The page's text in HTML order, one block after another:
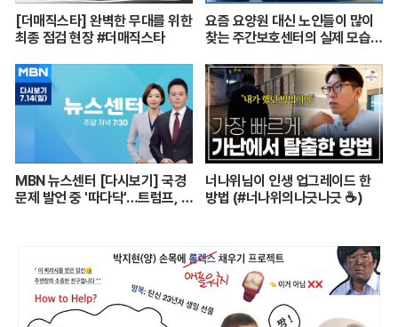
[더매직스타] 완벽한 무대를 위한
최종 점검 현장 #더매직스타
요즘 요양원 대신 노인들이 많이
찾는 주간보호센터의 실제 모습
양보호사의 하루┃주간보호센터
24시┃PD로그┃#골라듄다큐
MBN 뉴스센터 [다시보기] 국경
문제 발언 중 '따다닥'…트럼프, 피
너나위님이 인생 업그레이드 한
방법 (#너나위의나긋나긋 ☕)